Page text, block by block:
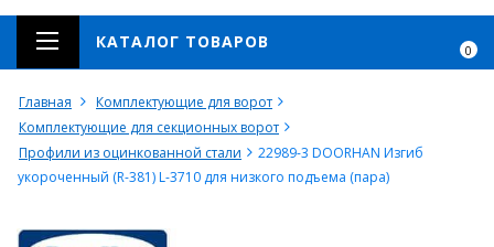
0
КАТАЛОГ ТОВАРОВ
Главная
Комплектующие для ворот
Комплектующие для секционных ворот
Профили из оцинкованной стали
22989-3 DOORHAN Изгиб
укороченный (R-381) L-3710 для низкого подъема (пара)